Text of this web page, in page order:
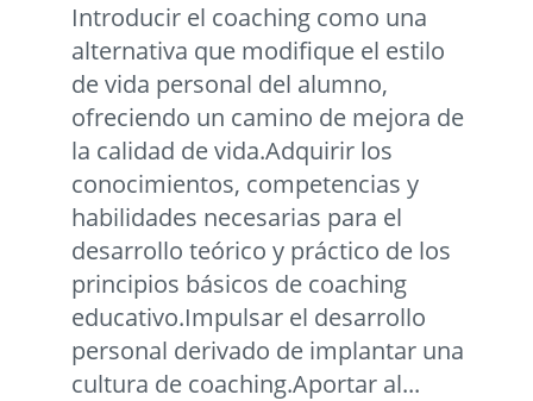
Introducir el coaching como una
alternativa que modifique el estilo
de vida personal del alumno,
ofreciendo un camino de mejora de
la calidad de vida.Adquirir los
conocimientos, competencias y
habilidades necesarias para el
desarrollo teórico y práctico de los
principios básicos de coaching
educativo.Impulsar el desarrollo
personal derivado de implantar una
cultura de coaching.Aportar al...